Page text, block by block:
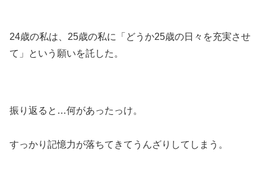
24歳の私は、25歳の私に「どうか25歳の日々を充実させ
て」という願いを託した。
振り返ると…何があったっけ。
すっかり記憶力が落ちてきてうんざりしてしまう。